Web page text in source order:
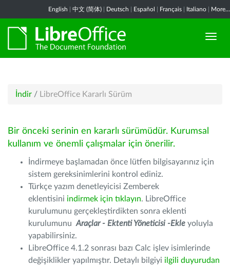
English 中文 (简体) Deutsch Español Français Italiano More...
İndir / LibreOffice Kararlı Sürüm
Bir önceki serinin en kararlı sürümüdür. Kurumsal
kullanım ve önemli çalışmalar için önerilir.
İndirmeye başlamadan önce lütfen bilgisayarınız için
sistem gereksinimlerini kontrol ediniz.
Türkçe yazım denetleyicisi Zemberek
eklentisini indirmek için tıklayın. LibreOffice
kurulumunu gerçekleştirdikten sonra eklenti
kurulumunu Araçlar - Ektenti Yöneticisi -Ekle yoluyla
yapabilirsiniz.
LibreOffice 4.1.2 sonrası bazı Calc işlev isimlerinde
değişiklikler yapılmıştır. Detaylı bilgiyi ilgili duyurudan